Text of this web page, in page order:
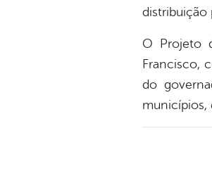
distribuição
O Projeto
Francisco,
do
municípios,